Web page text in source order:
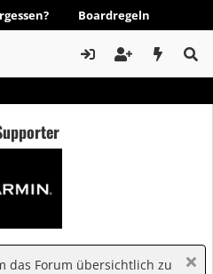
Boardregeln
das Forum übersichtlich zu